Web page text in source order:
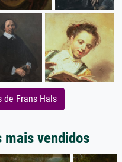
de Frans Hals
mais vendidos